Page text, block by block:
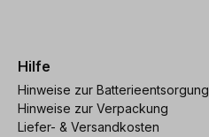
Hilfe
Hinweise zur Batterieentsorgung
Hinweise zur Verpackung
Liefer- & Versandkosten